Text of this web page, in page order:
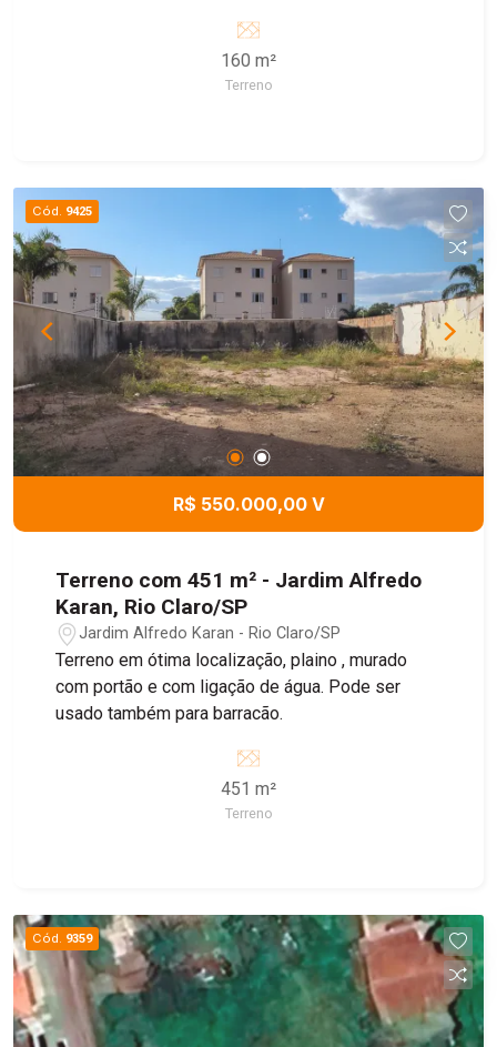
160 m²
Terreno
Cód. 9425
R$ 550.000,00 V
Terreno com 451 m² - Jardim Alfredo
Karan, Rio Claro/SP
Jardim Alfredo Karan - Rio Claro/SP
Terreno em ótima localização, plaino , murado
com portão e com ligação de água. Pode ser
usado também para barracão.
451 m²
Terreno
Cód. 9359